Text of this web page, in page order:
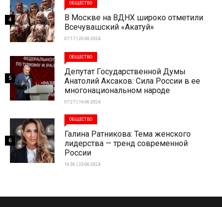
ОБЩЕСТВО
В Москве на ВДНХ широко отметили
Всечувашский «Акатуй»
07:17 | 20-06-2024
4
ОБЩЕСТВО
Депутат Государственной Думы
Анатолий Аксаков: Сила России в ее
многонациональном народе
07:27 | 19-06-2024
5
ОБЩЕСТВО
Галина Ратникова: Тема женского
лидерства — тренд современной
России
16:36 | 23-06-2024
6